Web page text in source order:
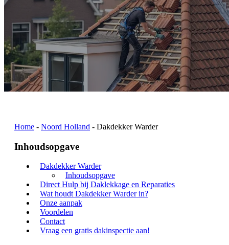
Home - Noord Holland - Dakdekker Warder
Inhoudsopgave
Dakdekker Warder
Inhoudsopgave
Direct Hulp bij Daklekkage en Reparaties
Wat houdt Dakdekker Warder in?
Onze aanpak
Voordelen
Contact
Vraag een gratis dakinspectie aan!